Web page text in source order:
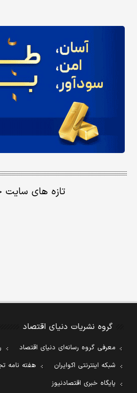
تازه های سایت
گروه نشریات دنیای اقتصاد
معرفی گروه رسانه‌ای دنیای اقتصاد
شبکه اینترنتی اکوایران
هفته نامه
پایگاه خبری اقتصادنیوز